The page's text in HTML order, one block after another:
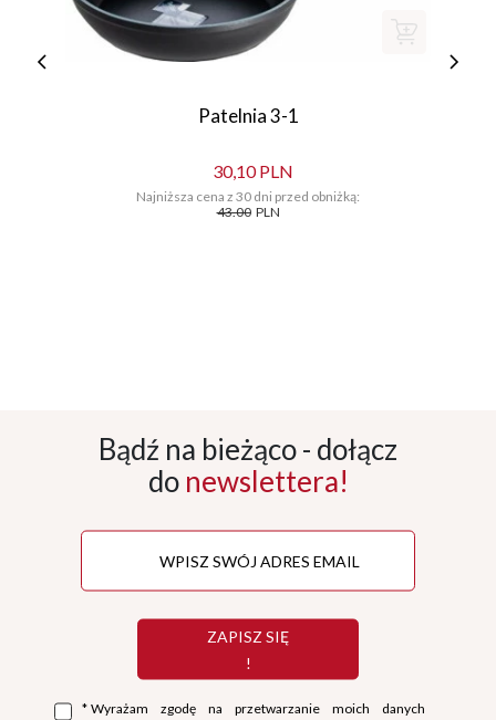
Patelnia 3-1
30,10 PLN
Najniższa cena z 30 dni przed obniżką:
43.00 PLN
Bądź na bieżąco - dołącz
do newslettera!
ZAPISZ SIĘ
!
* Wyrażam zgodę na przetwarzanie moich danych